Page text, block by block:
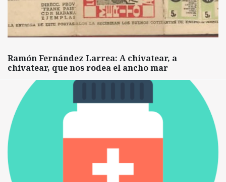
Ramón Fernández Larrea: A chivatear, a
chivatear, que nos rodea el ancho mar